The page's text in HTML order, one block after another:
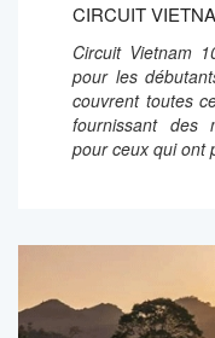
CIRCUIT
Circuit Vietnam
pour les
couvrent toutes
fournissant des
pour ceux qui ont